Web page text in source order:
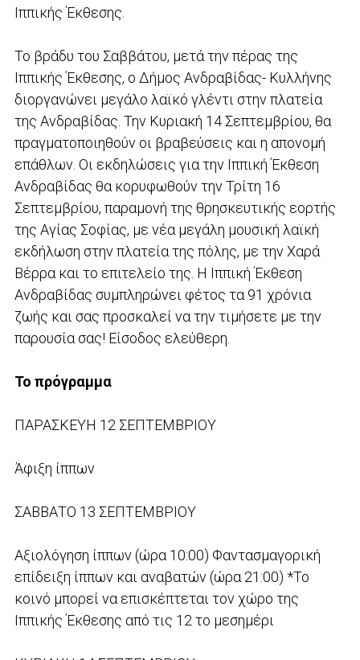
Ιππικής Έκθεσης.
Το βράδυ του Σαββάτου, μετά την πέρας της
Ιππικής Έκθεσης, ο Δήμος Ανδραβίδας- Κυλλήνης
διοργανώνει μεγάλο λαϊκό γλέντι στην πλατεία
της Ανδραβίδας. Την Κυριακή 14 Σεπτεμβρίου, θα
πραγματοποιηθούν οι βραβεύσεις και η απονομή
επάθλων. Οι εκδηλώσεις για την Ιππική Έκθεση
Ανδραβίδας θα κορυφωθούν την Τρίτη 16
Σεπτεμβρίου, παραμονή της θρησκευτικής εορτής
της Αγίας Σοφίας, με νέα μεγάλη μουσική λαϊκή
εκδήλωση στην πλατεία της πόλης, με την Χαρά
Βέρρα και το επιτελείο της. Η Ιππική Έκθεση
Ανδραβίδας συμπληρώνει φέτος τα 91 χρόνια
ζωής και σας προσκαλεί να την τιμήσετε με την
παρουσία σας! Είσοδος ελεύθερη.
Το πρόγραμμα
ΠΑΡΑΣΚΕΥΗ 12 ΣΕΠΤΕΜΒΡΙΟΥ
Άφιξη ίππων
ΣΑΒΒΑΤΟ 13 ΣΕΠΤΕΜΒΡΙΟΥ
Αξιολόγηση ίππων (ώρα 10:00) Φαντασμαγορική
επίδειξη ίππων και αναβατών (ώρα 21:00) *Το
κοινό μπορεί να επισκέπτεται τον χώρο της
Ιππικής Έκθεσης από τις 12 το μεσημέρι